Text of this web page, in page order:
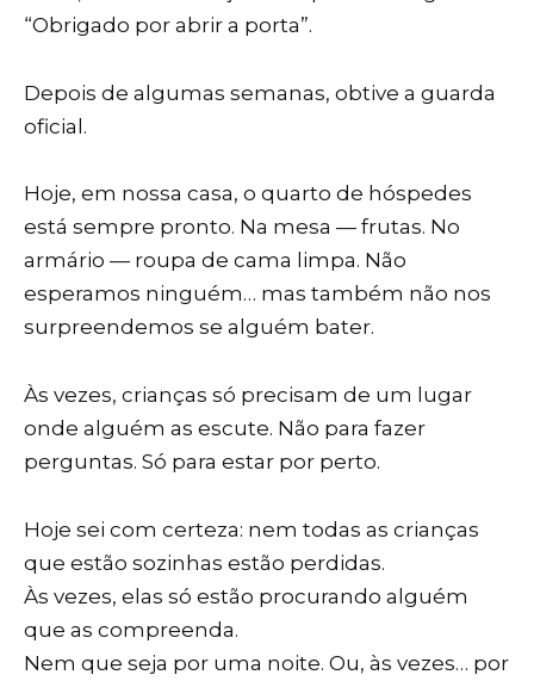
“Obrigado por abrir a porta”.
Depois de algumas semanas, obtive a guarda
oficial.
Hoje, em nossa casa, o quarto de hóspedes
está sempre pronto. Na mesa — frutas. No
armário — roupa de cama limpa. Não
esperamos ninguém… mas também não nos
surpreendemos se alguém bater.
Às vezes, crianças só precisam de um lugar
onde alguém as escute. Não para fazer
perguntas. Só para estar por perto.
Hoje sei com certeza: nem todas as crianças
que estão sozinhas estão perdidas.
Às vezes, elas só estão procurando alguém
que as compreenda.
Nem que seja por uma noite. Ou, às vezes… por